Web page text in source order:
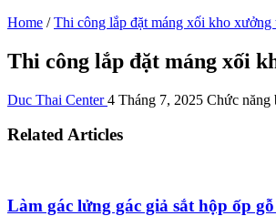
Home / Thi công lắp đặt máng xối kho
Thi công lắp đặt máng xối
Duc Thai Center4 Tháng 7, 2025 Chức năng
Related Articles
Làm gác lửng gác giả sắt hộp ốp